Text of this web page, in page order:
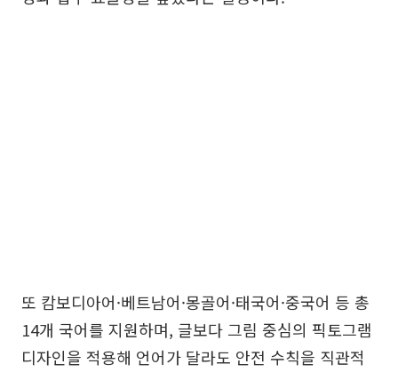
또 캄보디아어·베트남어·몽골어·태국어·중국어 등 총
14개 국어를 지원하며, 글보다 그림 중심의 픽토그램
디자인을 적용해 언어가 달라도 안전 수칙을 직관적